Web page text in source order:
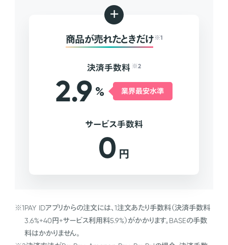
+
商品が売れたときだけ ※1
決済手数料 ※2
2.9 % 業界最安水準
サービス手数料
0 円
※1PAY IDアプリからの注文には、1注文あたり手数料（決済手数料
3.6%+40円+サービス利用料5.9%）がかかります。BASEの手数
料はかかりません。